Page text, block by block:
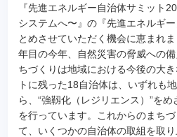
『先進エネルギー自治体サミット
システムへ〜』の『先進エネルギ
とめさせていただく機会に恵まれま
年目の今年、自然災害の脅威への
ちづくりは地域における今後の大
トに残った18自治体は、いずれも
ら、“強靱化（レジリエンス）”を
を行っています。これからのまち
て、いくつかの自治体の取組を取り